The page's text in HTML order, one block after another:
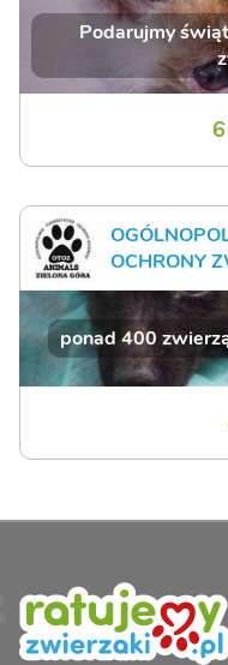
Podarujmy
OCHRONY
ponad 400